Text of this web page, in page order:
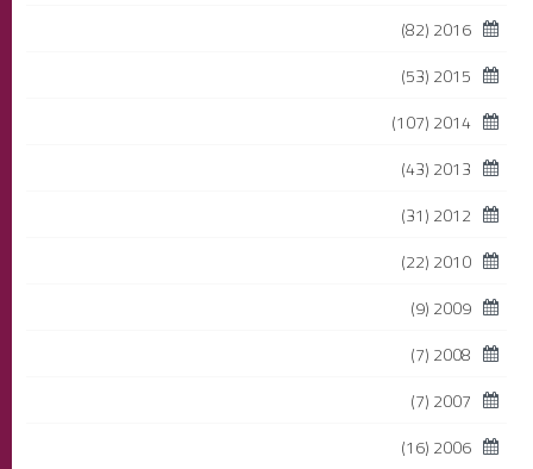
2016
(82)
2015
(53)
2014
(107)
2013
(43)
2012
(31)
2010
(22)
2009
(9)
2008
(7)
2007
(7)
2006
(16)